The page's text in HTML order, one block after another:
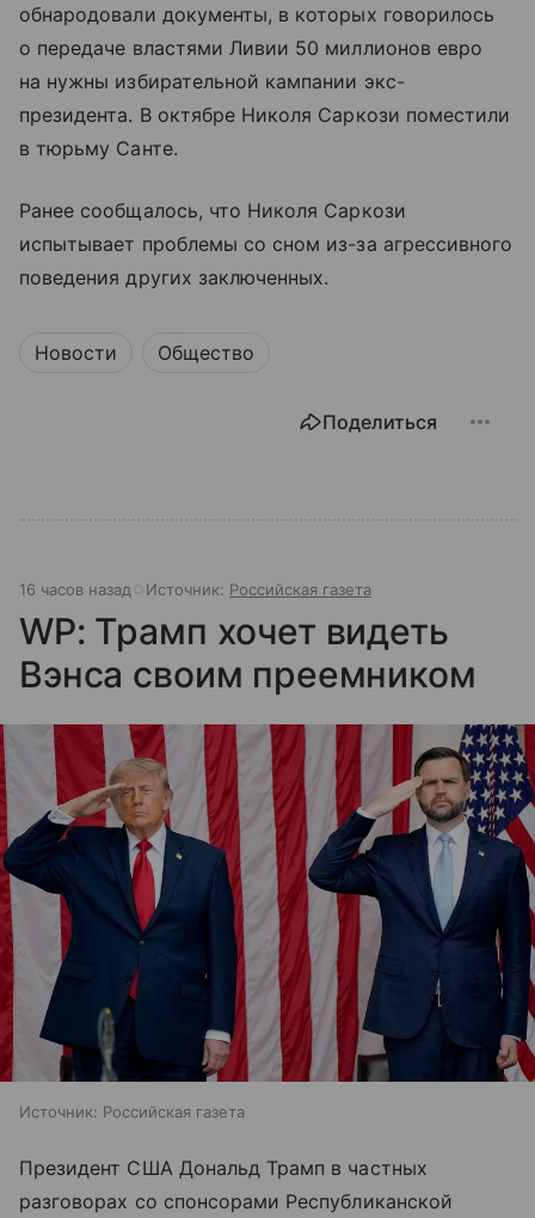
обнародовали документы, в которых говорилось
о передаче властями Ливии 50 миллионов евро
на нужны избирательной кампании экс-
президента. В октябре Николя Саркози поместили
в тюрьму Санте.
Ранее сообщалось, что Николя Саркози
испытывает проблемы со сном из-за агрессивного
поведения других заключенных.
Новости Общество
Поделиться
16 часов назад Источник: Российская газета
WP: Трамп хочет видеть
Вэнса своим преемником
Источник: Российская газета
Президент США Дональд Трамп в частных
разговорах со спонсорами Республиканской